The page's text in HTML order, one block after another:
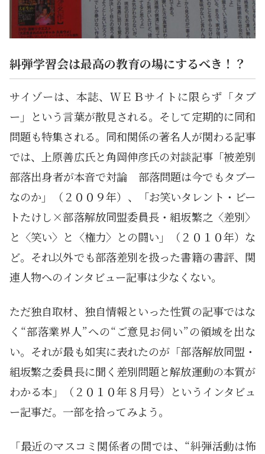
糾弾学習会は最高の教育の場にするべき！？
サイゾーは、本誌、ＷＥＢサイトに限らず「タブ
ー」という言葉が散見される。そして定期的に同和
問題も特集される。同和関係の著名人が関わる記事
では、上原善広氏と角岡伸彦氏の対談記事「被差別
部落出身者が本音で対論 部落問題は今でもタブー
なのか」（２００９年）、「お笑いタレント・ビー
トたけし×部落解放同盟委員長・組坂繁之〈差別〉
と〈笑い〉と〈権力〉との闘い」（２０１０年）な
ど。それ以外でも部落差別を扱った書籍の書評、関
連人物へのインタビュー記事は少なくない。
ただ独自取材、独自情報といった性質の記事ではな
く“部落業界人”への“ご意見お伺い”の領域を出な
い。それが最も如実に表れたのが「部落解放同盟・
組坂繁之委員長に聞く差別問題と解放運動の本質が
わかる本」（２０１０年８月号）というインタビュ
ー記事だ。一部を拾ってみよう。
「最近のマスコミ関係者の間では、“糾弾活動は怖